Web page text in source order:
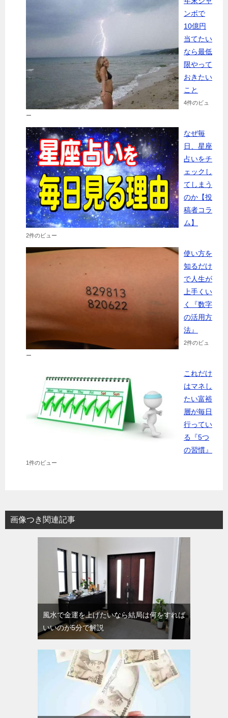
ンボで
10億円
当てたい
なら最低
限やって
おきたい
こと
4件のビュ
ー
なぜ毎
日、星座
占いをチ
ェックし
てしまう
のか【投
稿者コラ
ム】
2件のビュー
使い方を
知るだけ
で人生が
上手くい
く『数字
の活用方
法』
2件のビュ
ー
これだけ
はマネし
たい富裕
層が毎日
行ってい
る『5つ
の習慣』
1件のビュー
画像つき関連記事
風水で金運を上げたいなら結局は何をすれば
いいのが5分で解説